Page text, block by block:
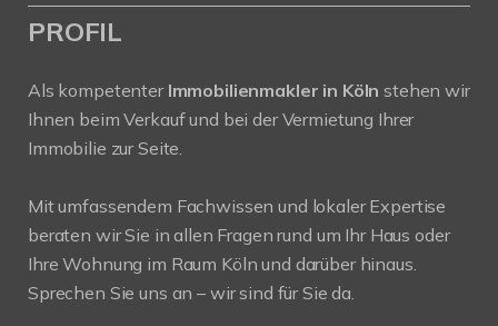
PROFIL
Als kompetenter Immobilienmakler in Köln stehen wir
Ihnen beim Verkauf und bei der Vermietung Ihrer
Immobilie zur Seite.
Mit umfassendem Fachwissen und lokaler Expertise
beraten wir Sie in allen Fragen rund um Ihr Haus oder
Ihre Wohnung im Raum Köln und darüber hinaus.
Sprechen Sie uns an – wir sind für Sie da.